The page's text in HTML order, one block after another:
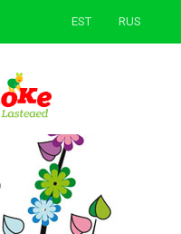
EST RUS
UUDISED